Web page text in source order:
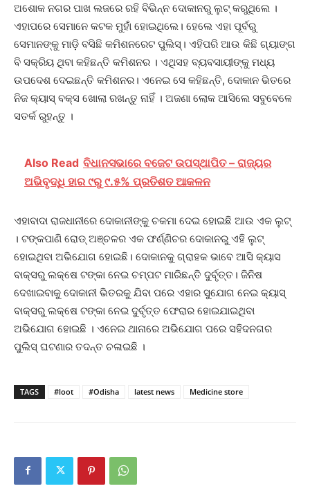
ଅଶୋକ ନଗର ପାଖ ଲଜରେ ରହି ବିଭିନ୍ନ ଦୋକାନରୁ ଲୁଟ୍‌ କରୁଥିଲେ ।
ଏହାପରେ ସେମାନେ କଟକ ମୁହାଁ ହୋଇଥିଲେ। ହେଲେ ଏହା ପୂର୍ବରୁ
ସେମାନଙ୍କୁ ମାଡ଼ି ବସିଛି କମିଶନରେଟ ପୁଲିସ୍‌। ଏହିପରି ଆଉ କିଛି ଗ୍ୟାଙ୍ଗ
ବି ସକ୍ରିୟ ଥିବା କହିଛନ୍ତି କମିଶନର । ଏଥିସହ ବ୍ୟବସାୟୀଙ୍କୁ ମଧ୍ୟ
ଉପଦେଶ ଦେଇଛନ୍ତି କମିଶନର। ଏନେଇ ସେ କହିଛନ୍ତି, ଦୋକାନ ଭିତରେ
ନିଜ କ୍ୟାସ୍‌ ବକ୍ସ ଖୋଲା ରଖନ୍ତୁ ନାହିଁ । ଅଜଣା ଲୋକ ଆସିଲେ ସବୁବେଳେ
ସତର୍କ ରୁହନ୍ତୁ ।
Also Read ବିଧାନସଭାରେ ବଜେଟ ଉପସ୍ଥାପିତ – ରାଜ୍ୟର
ଅଭିବୃଦ୍ଧି ହାର ୯ରୁ ୯.୫% ପ୍ରତିଶତ ଆକଳନ
ଏହାବାଦା ରାଜଧାନୀରେ ଦୋକାନୀଙ୍କୁ ଚକମା ଦେଇ ହୋଇଛି ଆଉ ଏକ ଲୁଟ୍
। ଟଙ୍କପାଣି ରୋଡ୍ ଅଞ୍ଚଳର ଏକ ଫର୍ଣ୍ଣିଚର ଦୋକାନରୁ ଏହି ଲୁଟ୍
ହୋଇଥିବା ଅଭିଯୋଗ ହୋଇଛି। ଦୋକାନକୁ ଗ୍ରାହକ ଭାବେ ଆସି କ୍ୟାସ
ବାକ୍ସରୁ ଲକ୍ଷେ ଟଙ୍କା ନେଇ ଚମ୍ପଟ ମାରିଛନ୍ତି ଦୁର୍ବୃତ୍ତ। ଜିନିଷ
ଦେଖାଇବାକୁ ଦୋକାନୀ ଭିତରକୁ ଯିବା ପରେ ଏହାର ସୁଯୋଗ ନେଇ କ୍ୟାସ୍
ବାକ୍ସରୁ ଲକ୍ଷେ ଟଙ୍କା ନେଇ ଦୁର୍ବୃତ୍ତ ଫେରାର ହୋଇଯାଇଥିବା
ଅଭିଯୋଗ ହୋଇଛି । ଏନେଇ ଥାନାରେ ଅଭିଯୋଗ ପରେ ସହିଦନଗର
ପୁଲିସ୍‌ ଘଟଣାର ତଦନ୍ତ ଚଳାଇଛି ।
TAGS #loot #Odisha latest news Medicine store